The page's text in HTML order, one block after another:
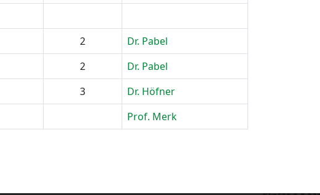
2
Dr. Pabel
2
Dr. Pabel
3
Dr. Höfner
Prof. Merk